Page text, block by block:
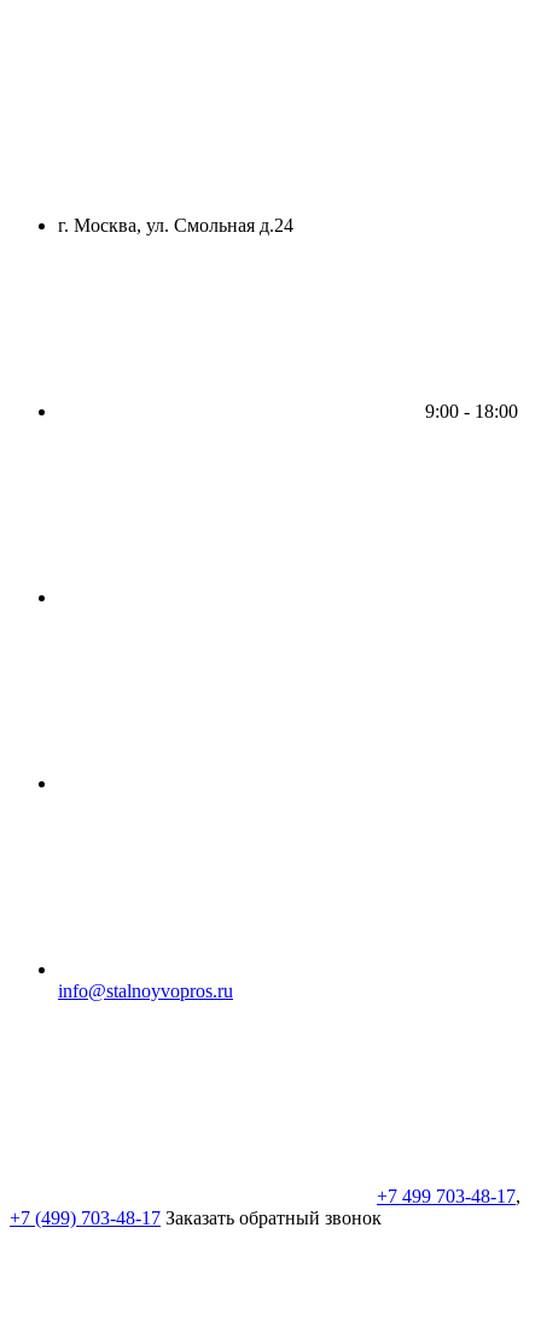
г. Москва, ул. Смольная д.24
9:00 - 18:00
info@stalnoyvopros.ru
+7 499 703-48-17,
+7 (499) 703-48-17 Заказать обратный звонок